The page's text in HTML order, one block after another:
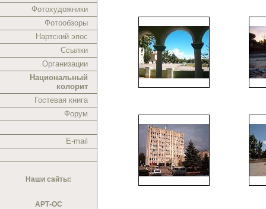
Фотохудожники
Фотообзоры
Нартский эпос
Ссылки
Организации
Национальный
колорит
Гостевая книга
Форум
E-mail
Наши сайты:
АРТ-ОС